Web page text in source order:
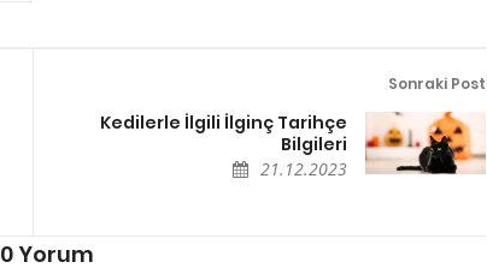
Sonraki Post
Kedilerle İlgili İlginç Tarihçe
Bilgileri
21.12.2023
0 Yorum